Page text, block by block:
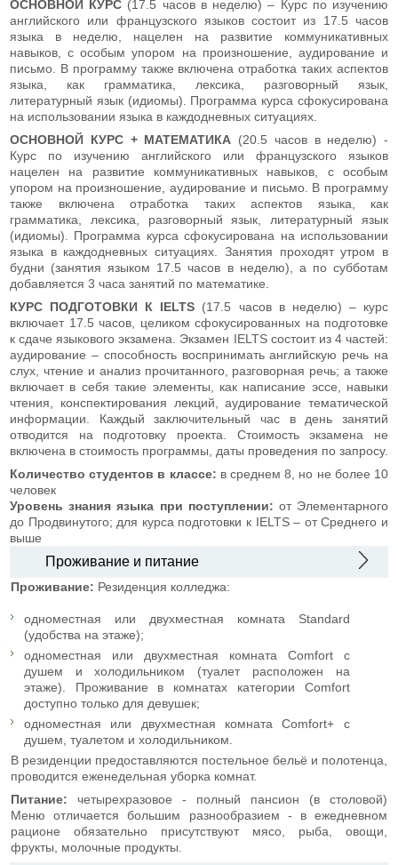
ОСНОВНОЙ КУРС (17.5 часов в неделю) – Курс по изучению
английского или французского языков состоит из 17.5 часов
языка в неделю, нацелен на развитие коммуникативных
навыков, с особым упором на произношение, аудирование и
письмо. В программу также включена отработка таких аспектов
языка, как грамматика, лексика, разговорный язык,
литературный язык (идиомы). Программа курса сфокусирована
на использовании языка в каждодневных ситуациях.
ОСНОВНОЙ КУРС + МАТЕМАТИКА (20.5 часов в неделю) -
Курс по изучению английского или французского языков
нацелен на развитие коммуникативных навыков, с особым
упором на произношение, аудирование и письмо. В программу
также включена отработка таких аспектов языка, как
грамматика, лексика, разговорный язык, литературный язык
(идиомы). Программа курса сфокусирована на использовании
языка в каждодневных ситуациях. Занятия проходят утром в
будни (занятия языком 17.5 часов в неделю), а по субботам
добавляется 3 часа занятий по математике.
КУРС ПОДГОТОВКИ К IELTS (17.5 часов в неделю) – курс
включает 17.5 часов, целиком сфокусированных на подготовке
к сдаче языкового экзамена. Экзамен IELTS состоит из 4 частей:
аудирование – способность воспринимать английскую речь на
слух, чтение и анализ прочитанного, разговорная речь; а также
включает в себя такие элементы, как написание эссе, навыки
чтения, конспектирования лекций, аудирование тематической
информации. Каждый заключительный час в день занятий
отводится на подготовку проекта. Стоимость экзамена не
включена в стоимость программы, даты проведения по запросу.
Количество студентов в классе: в среднем 8, но не более 10
человек
Уровень знания языка при поступлении: от Элементарного
до Продвинутого; для курса подготовки к IELTS – от Среднего и
выше
Проживание и питание
Проживание: Резиденция колледжа:
одноместная или двухместная комната Standard
(удобства на этаже);
одноместная или двухместная комната Comfort с
душем и холодильником (туалет расположен на
этаже). Проживание в комнатах категории Comfort
доступно только для девушек;
одноместная или двухместная комната Comfort+ с
душем, туалетом и холодильником.
В резиденции предоставляются постельное бельё и полотенца,
проводится еженедельная уборка комнат.
Питание: четырехразовое - полный пансион (в столовой)
Меню отличается большим разнообразием - в ежедневном
рационе обязательно присутствуют мясо, рыба, овощи,
фрукты, молочные продукты.